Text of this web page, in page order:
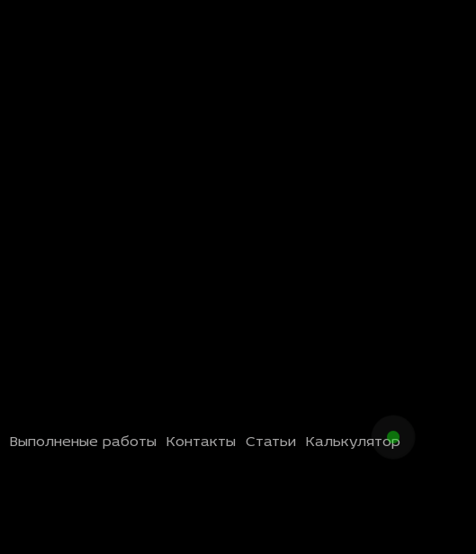
Выполненые работы Контакты Статьи Калькулятор